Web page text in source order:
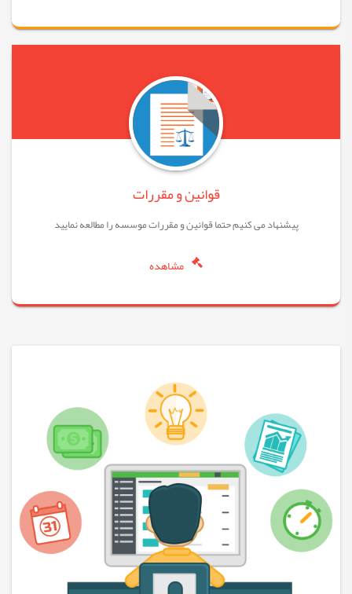
قوانین و مقررات
پیشنهاد می کنیم حتما قوانین و مقررات موسسه را مطالعه نمایید
مشاهده